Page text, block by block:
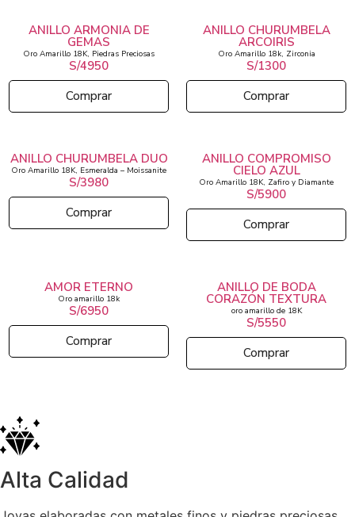
ANILLO ARMONIA DE
GEMAS
Oro Amarillo 18K, Piedras Preciosas
S/4950
Comprar
ANILLO CHURUMBELA
ARCOIRIS
Oro Amarillo 18k, Zirconia
S/1300
Comprar
ANILLO CHURUMBELA DUO
Oro Amarillo 18K, Esmeralda – Moissanite
S/3980
Comprar
ANILLO COMPROMISO
CIELO AZUL
Oro Amarillo 18K, Zafiro y Diamante
S/5900
Comprar
AMOR ETERNO
Oro amarillo 18k
S/6950
Comprar
ANILLO DE BODA
CORAZÓN TEXTURA
oro amarillo de 18K
S/5550
Comprar
Alta Calidad